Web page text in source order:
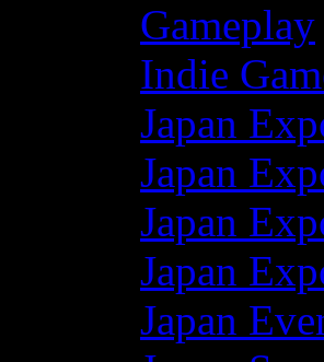
Gameplay
Indie
Japan
Japan
Japan
Japan
Japan